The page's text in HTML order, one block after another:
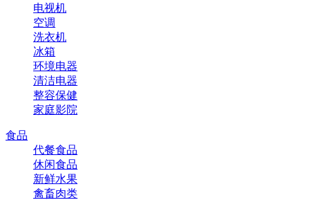
电视机
空调
洗衣机
冰箱
环境电器
清洁电器
整容保健
家庭影院
食品
代餐食品
休闲食品
新鲜水果
禽畜肉类